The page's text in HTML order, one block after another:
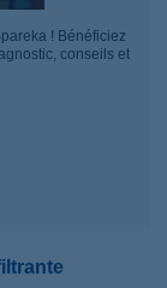
! Bénéficiez
conseils et